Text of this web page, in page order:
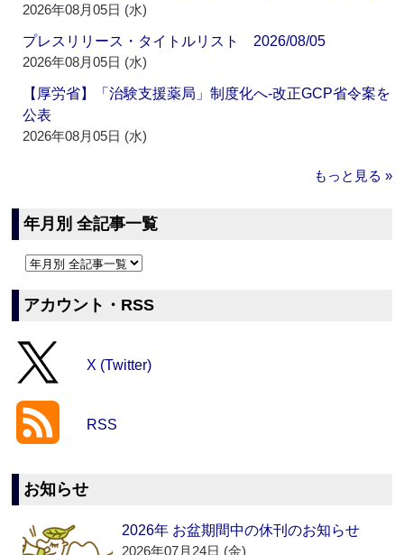
2026年08月05日 (水)
プレスリリース・タイトルリスト 2026/08/05
2026年08月05日 (水)
【厚労省】「治験支援薬局」制度化へ‐改正GCP省令案を
公表
2026年08月05日 (水)
もっと見る »
年月別 全記事一覧
アカウント・RSS
X (Twitter)
RSS
お知らせ
2026年 お盆期間中の休刊のお知らせ
2026年07月24日 (金)